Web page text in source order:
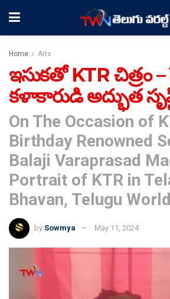
Home Arts
ఇసుకతో KTR చిత్రం
కళాకారుడి అద్భుత
On The Occasion of
Birthday Renowned
Balaji Varaprasad
Portrait of KTR in
Bhavan, Telugu
by Sowmya May 11, 2024